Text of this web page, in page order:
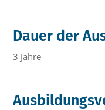
Dauer der
3 Jahre